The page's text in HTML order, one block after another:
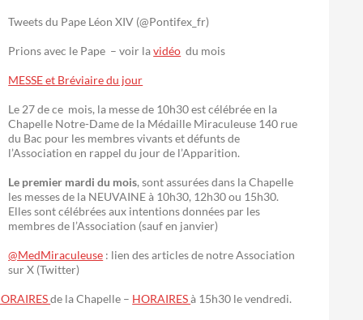
Tweets du Pape Léon XIV (@Pontifex_fr)
Prions avec le Pape – voir lavidéo du mois
MESSE et Bréviaire du jour
Le 27 de ce mois, la messe de 10h30 est célébrée en la
Chapelle Notre-Dame de la Médaille Miraculeuse 140 rue
du Bac pour les membres vivants et défunts de
l’Association en rappel du jour de l’Apparition.
Le premier mardi du mois, sont assurées dans la Chapelle
les messes de la NEUVAINE à 10h30, 12h30 ou 15h30.
Elles sont célébrées aux intentions données par les
membres de l’Association (sauf en janvier)
@MedMiraculeuse : lien des articles de notre Association
sur X (Twitter)
de la Chapelle – HORAIRESà 15h30 le vendredi.